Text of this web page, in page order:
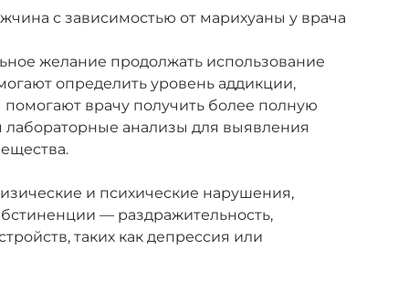
ЗАКАЗАТЬ ЗВОНОК
Интервенция
Стоимость услуги
от2 000₽
желание продолжать использование
определить уровень аддикции,
врачу получить более полную
лабораторные анализы для выявления
и психические нарушения,
— раздражительность,
таких как депрессия или